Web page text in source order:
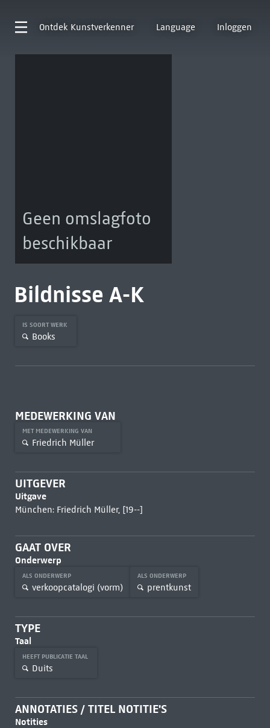
Ontdek Kunstverkenner Language Inloggen
Geen omslagfoto
beschikbaar
Bildnisse A-K
IS SOORT WERK
Books
MEDEWERKING VAN
MET MEDEWERKING VAN
Friedrich Müller
UITGEVER
Uitgave
München: Friedrich Müller, [19--]
GAAT OVER
Onderwerp
ALS ONDERWERP
verkoopcatalogi (vorm)
ALS ONDERWERP
prentkunst
TYPE
Taal
HEEFT PUBLICATIE TAAL
Duits
ANNOTATIES / TITEL NOTITIE'S
Notities